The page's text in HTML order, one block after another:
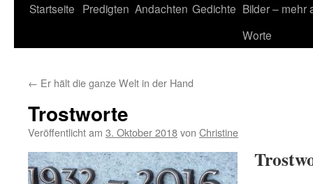
Startseite Predigten Andachten Gedichte Bilder – mehr
Worte
← Er hält die ganze Welt in der Hand
Trostworte
Veröffentlicht am 3. Oktober 2018von Christine